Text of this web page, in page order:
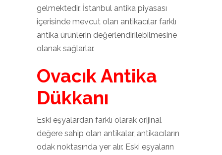
gelmektedir. İstanbul antika piyasası
içerisinde mevcut olan antikacılar farklı
antika ürünlerin değerlendirilebilmesine
olanak sağlarlar.
Ovacık Antika
Dükkanı
Eski eşyalardan farklı olarak orijinal
değere sahip olan antikalar, antikacıların
odak noktasında yer alır. Eski eşyaların